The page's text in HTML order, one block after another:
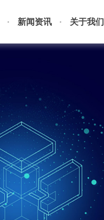
新闻资讯 关于我们